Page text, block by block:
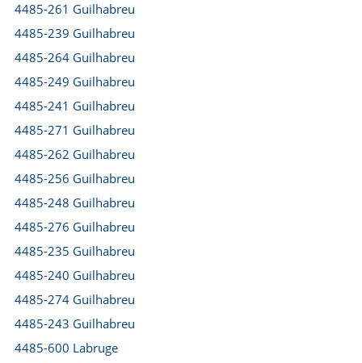
4485-261 Guilhabreu
4485-239 Guilhabreu
4485-264 Guilhabreu
4485-249 Guilhabreu
4485-241 Guilhabreu
4485-271 Guilhabreu
4485-262 Guilhabreu
4485-256 Guilhabreu
4485-248 Guilhabreu
4485-276 Guilhabreu
4485-235 Guilhabreu
4485-240 Guilhabreu
4485-274 Guilhabreu
4485-243 Guilhabreu
4485-600 Labruge